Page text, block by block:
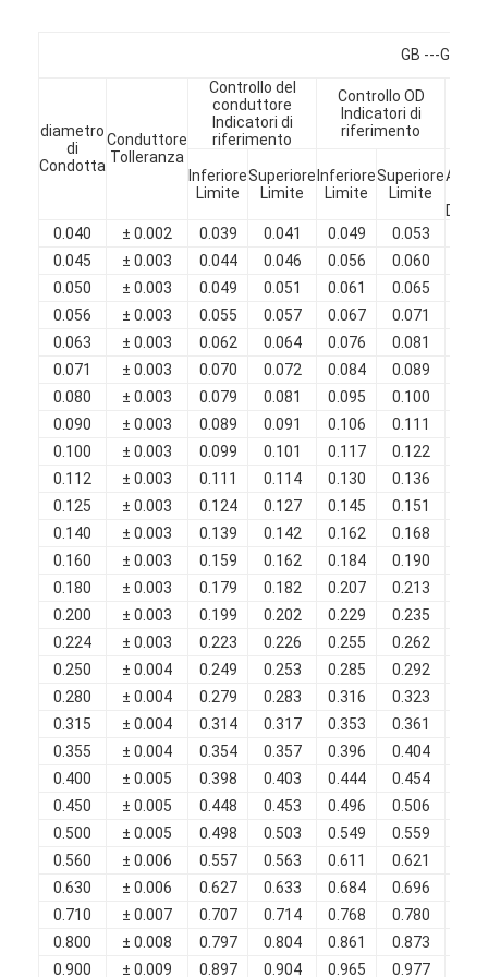
Contattaci
Casi
Chiedi un preventivo
filtro di rame rotondo smaltato
Filati di avvolgimento in rame smaltato
Filati di rame isolati con smalto
Filtro di rame piatto smaltato
Filati ricoperti di seta
cavo del litz
Cavi magnetici ad alta temperatura
GB ---
diametro
di
Condotta
Conduttore
Tolleranza
Controllo del
conduttore
Indicatori di
riferimento
Controllo OD
Indicatori di
riferimento
Inferiore
Limite
Superiore
Limite
Inferiore
Limite
Superiore
Limite
0.040
± 0.002 0.039 0.041 0.049 0.053
0.045
± 0.003 0.044 0.046 0.056 0.060
0.050
± 0.003 0.049 0.051 0.061 0.065
0.056
± 0.003 0.055 0.057 0.067 0.071
0.063
± 0.003 0.062 0.064 0.076 0.081
0.071
± 0.003 0.070 0.072 0.084 0.089
0.080
± 0.003 0.079 0.081 0.095 0.100
0.090
± 0.003 0.089 0.091 0.106 0.111
0.100
± 0.003 0.099 0.101 0.117 0.122
0.112
± 0.003 0.111 0.114 0.130 0.136
0.125
± 0.003 0.124 0.127 0.145 0.151
0.140
± 0.003 0.139 0.142 0.162 0.168
0.160
± 0.003 0.159 0.162 0.184 0.190
0.180
± 0.003 0.179 0.182 0.207 0.213
0.200
± 0.003 0.199 0.202 0.229 0.235
0.224
± 0.003 0.223 0.226 0.255 0.262
0.250
± 0.004 0.249 0.253 0.285 0.292
0.280
± 0.004 0.279 0.283 0.316 0.323
0.315
± 0.004 0.314 0.317 0.353 0.361
0.355
± 0.004 0.354 0.357 0.396 0.404
0.400
± 0.005 0.398 0.403 0.444 0.454
0.450
± 0.005 0.448 0.453 0.496 0.506
0.500
± 0.005 0.498 0.503 0.549 0.559
0.560
± 0.006 0.557 0.563 0.611 0.621
0.630
± 0.006 0.627 0.633 0.684 0.696
0.710
± 0.007 0.707 0.714 0.768 0.780
0.800
± 0.008 0.797 0.804 0.861 0.873
0.900
± 0.009 0.897 0.904 0.965 0.977